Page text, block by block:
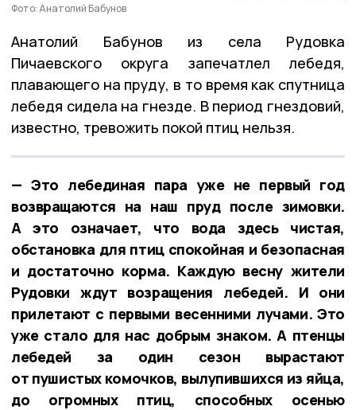
Фото: Анатолий Бабунов
Анатолий Бабунов из села Рудовка
Пичаевского округа запечатлел лебедя,
плавающего на пруду, в то время как спутница
лебедя сидела на гнезде. В период гнездовий,
известно, тревожить покой птиц нельзя.
— Это лебединая пара уже не первый год
возвращаются на наш пруд после зимовки.
А это означает, что вода здесь чистая,
обстановка для птиц спокойная и безопасная
и достаточно корма. Каждую весну жители
Рудовки ждут возращения лебедей. И они
прилетают с первыми весенними лучами. Это
уже стало для нас добрым знаком. А птенцы
лебедей за один сезон вырастают
от пушистых комочков, вылупившихся из яйца,
до огромных птиц, способных осенью